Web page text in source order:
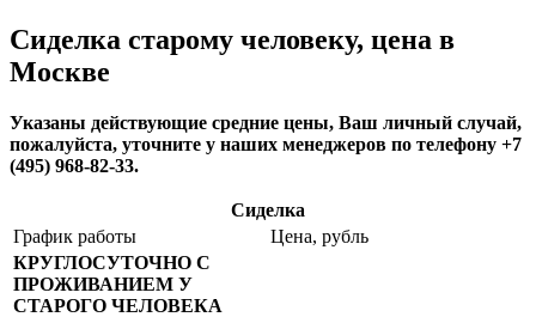
Сиделка старому человеку, цена в
Москве
Указаны действующие средние цены, Ваш личный случай,
пожалуйста, уточните у наших менеджеров по телефону +7
(495) 968-82-33.
Сиделка
График работы
Цена, рубль
КРУГЛОСУТОЧНО С
ПРОЖИВАНИЕМ У
СТАРОГО ЧЕЛОВЕКА